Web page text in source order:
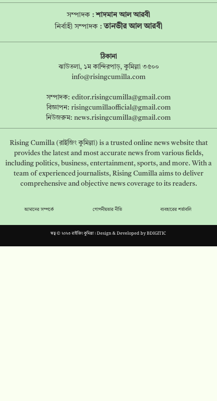
সম্পাদক :শাদমান আল আরবী
নির্বাহী সম্পাদক :তানভীর আল আরবী
ঠিকানা
ঝাউতলা, ১ম কান্দিরপাড়, কুমিল্লা ৩৫০০
info@risingcumilla.com
সম্পাদক: editor.risingcumilla@gmail.com
বিজ্ঞাপন: risingcumillaofficial@gmail.com
নিউজরুম: news.risingcumilla@gmail.com
Rising Cumilla (রাইজিং কুমিল্লা) is a trusted online news website that
provides the latest and most accurate news from various fields,
including politics, business, entertainment, sports, and more. With a
team of experienced journalists, Rising Cumilla aims to deliver
comprehensive and objective news coverage to its readers.
আমাদের সম্পর্কে গোপনীয়তার নীতি ব্যবহারের শর্তাবলি
স্বত্ব © ২০২৩ রাইজিং কুমিল্লা। Design & Developed byBDIGITIC